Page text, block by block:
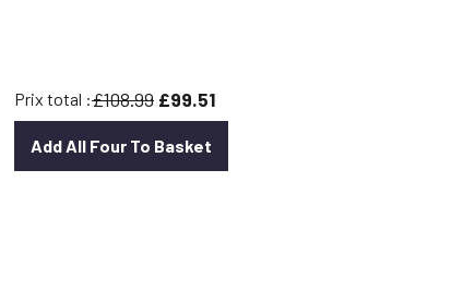
Prix total :£108.99 £99.51
Add All Four To Basket